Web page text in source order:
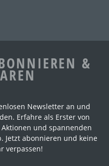
&
Newsletter an und
Erfahre als Erster von
und spannenden
Jetzt abonnieren und keine
verpassen!